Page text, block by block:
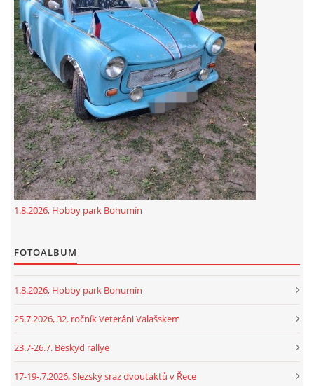
GDPR
oldfiatclub@seznam.cz |RSS
1.8.2026, Hobby park Bohumín
FOTOALBUM
1.8.2026, Hobby park Bohumín
25.7.2026, 32. ročník Veteráni Valašskem
23.7-26.7. Beskyd rallye
17-19-.7.2026, Slezský sraz dvoutaktů v Řece